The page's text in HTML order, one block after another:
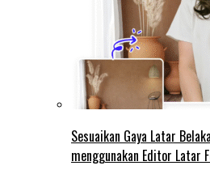
Sesuaikan Gaya Latar
menggunakan Editor Latar